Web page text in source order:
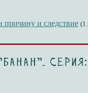
причину и следствие